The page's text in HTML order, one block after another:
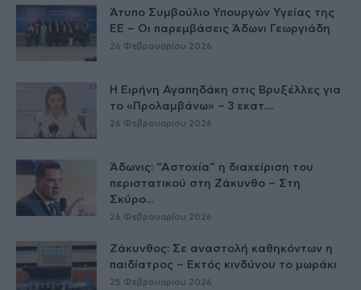
Άτυπο Συμβούλιο Υπουργών Υγείας της
ΕE – Οι παρεμβάσεις Άδωνι Γεωργιάδη
26 Φεβρουαρίου 2026
Η Ειρήνη Αγαπηδάκη στις Βρυξέλλες για
το «Προλαμβάνω» – 3 εκατ....
26 Φεβρουαρίου 2026
Άδωνις: “Αστοχία” η διαχείριση του
περιστατικού στη Ζάκυνθο – Στη
Σκύρο...
26 Φεβρουαρίου 2026
Ζάκυνθος: Σε αναστολή καθηκόντων η
παιδίατρος – Εκτός κινδύνου το μωράκι
25 Φεβρουαρίου 2026